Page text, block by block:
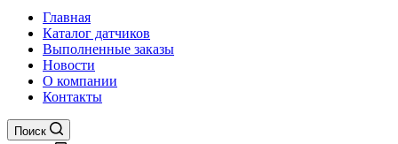
Главная
Каталог датчиков
Выполненные заказы
Новости
О компании
Контакты
Поиск